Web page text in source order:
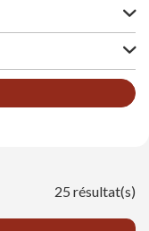
25 résultat(s)